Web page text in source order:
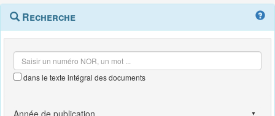
Navigation
outils
Menu
contextuel
Recherche
dans le texte intégral des documents